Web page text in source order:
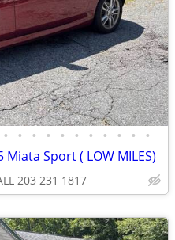
• • • • • • • • • • •
Miata Sport ( LOW MILES)
203 231 1817